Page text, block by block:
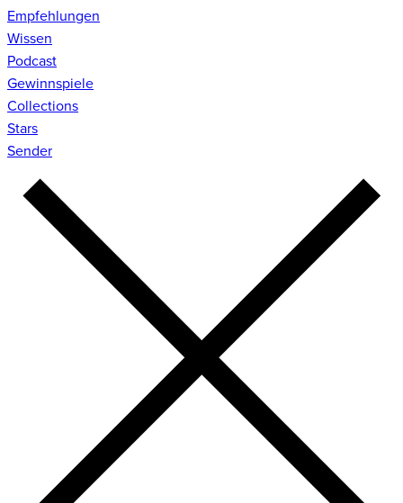
Empfehlungen
Wissen
Podcast
Gewinnspiele
Collections
Stars
Sender